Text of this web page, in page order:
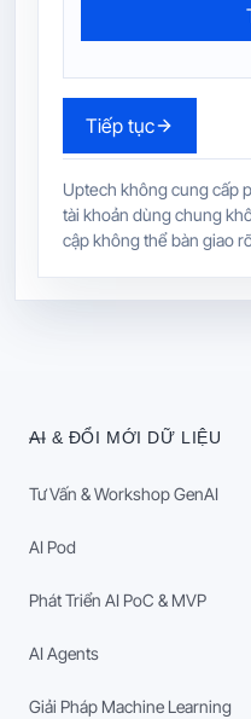
Tiếp tục
Uptech không cung cấp
tài khoản dùng chung
cập không thể bàn giao
AI & ĐỔI MỚI DỮ LIỆU
Tư Vấn & Workshop GenAI
AI Pod
Phát Triển AI PoC & MVP
AI Agents
Giải Pháp Machine Learning